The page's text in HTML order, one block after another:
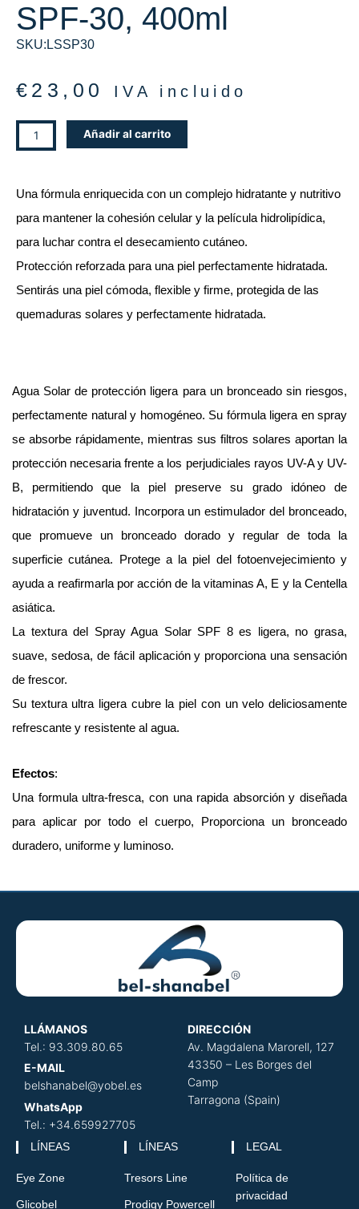
SPF-30, 400ml
SKU:LSSP30
€ 23,00 IVA incluido
SPRAY
SOLAR
400ml
cantidad
Añadir al carrito
Una fórmula enriquecida con un complejo hidratante y nutritivo
para mantener la cohesión celular y la película hidrolipídica,
para luchar contra el desecamiento cutáneo.
Protección reforzada para una piel perfectamente hidratada.
Sentirás una piel cómoda, flexible y firme, protegida de las
quemaduras solares y perfectamente hidratada.
Agua Solar de protección ligera para un bronceado sin riesgos,
perfectamente natural y homogéneo. Su fórmula ligera en spray
se absorbe rápidamente, mientras sus filtros solares aportan la
protección necesaria frente a los perjudiciales rayos UV-A y UV-
B, permitiendo que la piel preserve su grado idóneo de
hidratación y juventud. Incorpora un estimulador del bronceado,
que promueve un bronceado dorado y regular de toda la
superficie cutánea. Protege a la piel del fotoenvejecimiento y
ayuda a reafirmarla por acción de la vitaminas A, E y la Centella
asiática.
La textura del Spray Agua Solar SPF 8 es ligera, no grasa,
suave, sedosa, de fácil aplicación y proporciona una sensación
de frescor.
Su textura ultra ligera cubre la piel con un velo deliciosamente
refrescante y resistente al agua.
Efectos:
Una formula ultra-fresca, con una rapida absorción y diseñada
para aplicar por todo el cuerpo, Proporciona un bronceado
duradero, uniforme y luminoso.
LLÁMANOS
Tel.: 93.309.80.65
E-MAIL
belshanabel@yobel.es
WhatsApp
Tel.: +34.659927705
DIRECCIÓN
Av. Magdalena Marorell, 127
43350 – Les Borges del
Camp
Tarragona (Spain)
LÍNEAS
Eye Zone
Glicobel
LÍNEAS
Tresors Line
Prodigy Powercell
LEGAL
Política de
privacidad